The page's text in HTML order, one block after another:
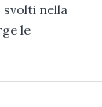
nella
le